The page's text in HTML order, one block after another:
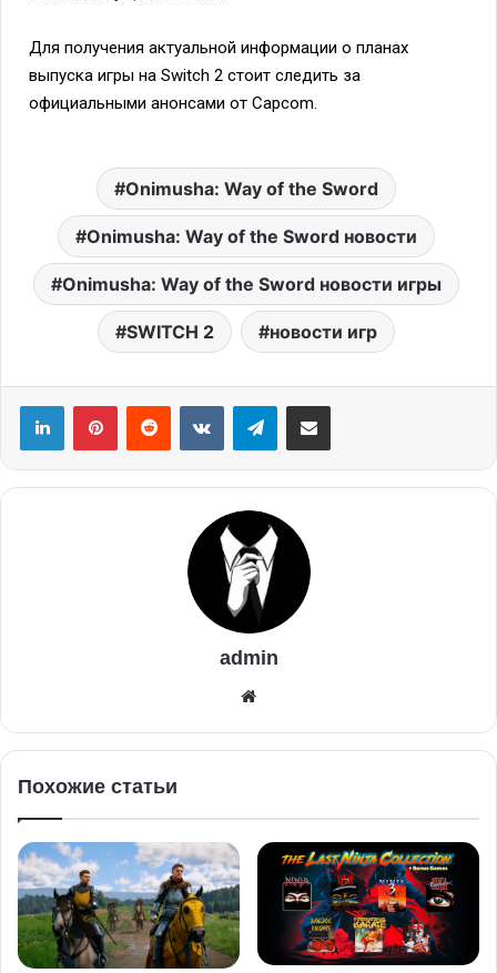
Для получения актуальной информации о планах
выпуска игры на Switch 2 стоит следить за
официальными анонсами от Capcom.
Onimusha: Way of the Sword
Onimusha: Way of the Sword новости
Onimusha: Way of the Sword новости игры
SWITCH 2 новости игр
admin
Похожие статьи